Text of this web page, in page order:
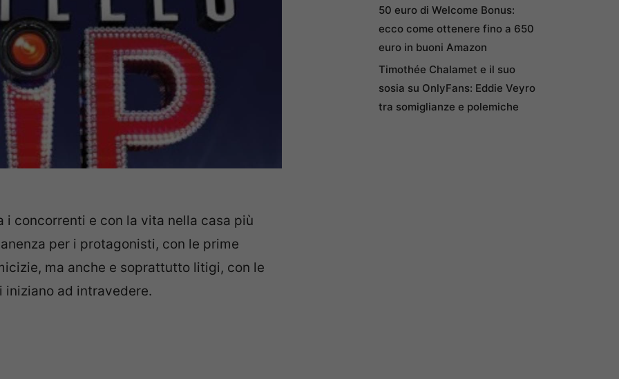
i concorrenti e con la vita nella casa più
per i protagonisti, con le prime
ma anche e soprattutto litigi, con le
ad intravedere.
50 euro di Welcome Bonus:
ecco come ottenere fino a 650
euro in buoni Amazon
Timothée Chalamet e il suo
sosia su OnlyFans: Eddie Veyro
tra somiglianze e polemiche